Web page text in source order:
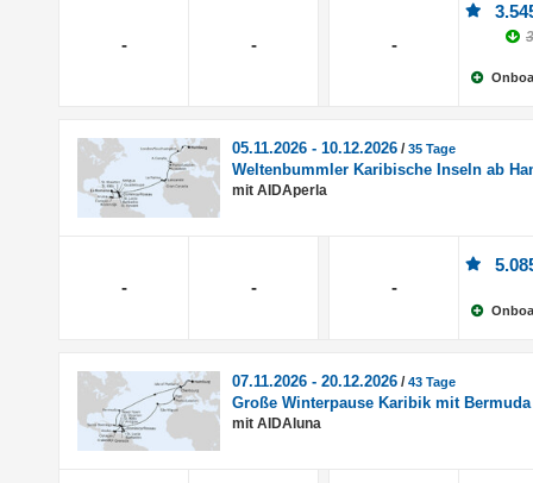
- - -
05.11.2026 - 10.12.2026 /35 Tage
Weltenbummler Karibische Inseln ab
mit AIDAperla
- - -
07.11.2026 - 20.12.2026 /43 Tage
Große Winterpause Karibik mit Bermuda
mit AIDAluna